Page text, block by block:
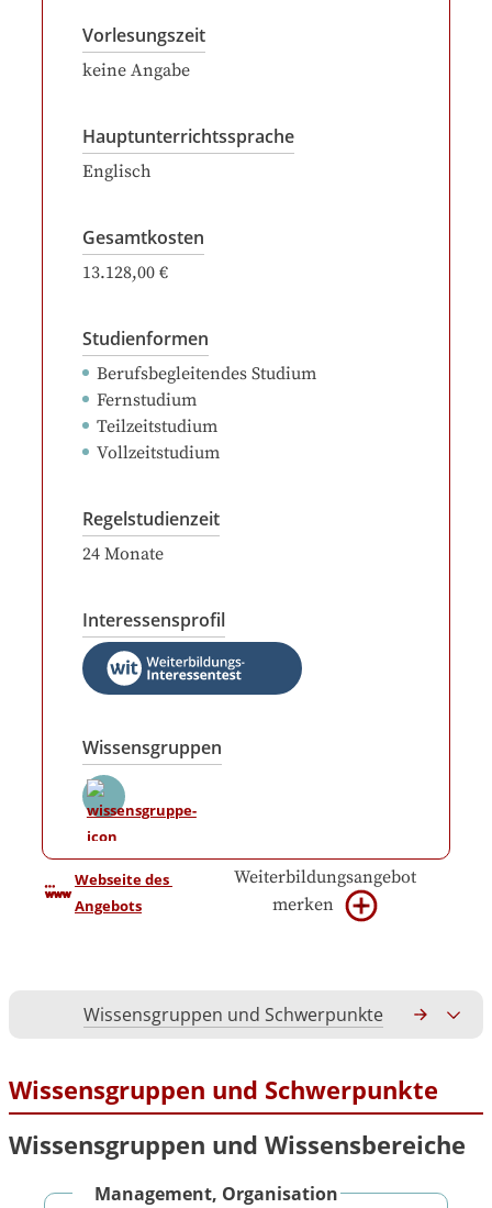
Vorlesungszeit
keine Angabe
Hauptunterrichtssprache
Englisch
Gesamtkosten
13.128,00 €
Studienformen
Berufsbegleitendes Studium
Fernstudium
Teilzeitstudium
Vollzeitstudium
Regelstudienzeit
24 Monate
Interessensprofil
Wissensgruppen
Webseite des
Angebots
Weiterbildungsangebot
merken
Wissensgruppen und Schwerpunkte
Wissensgruppen und Schwerpunkte
Wissensgruppen und Wissensbereiche
Management, Organisation